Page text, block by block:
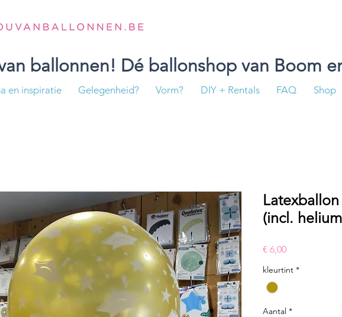
ballonnen! Dé ballonshop van Boom
en inspiratie Gelegenheid? Vorm? DIY + Rentals FAQ Shop
(incl.
€ 6,00Prijs
kleurtint *
Aantal *